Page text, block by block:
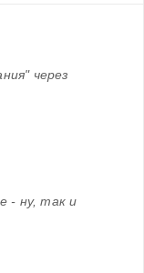
через
- ну, так и